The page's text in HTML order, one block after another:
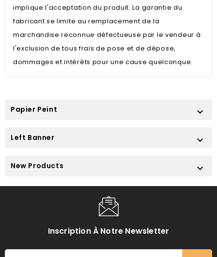
implique l'acceptation du produit. La garantie du
fabricant se limite au remplacement de la
marchandise reconnue défectueuse par le vendeur à
l'exclusion de tous frais de pose et de dépose,
dommages et intérêts pour une cause quelconque.
Papier Peint 
Left Banner 
New Products 
Inscription À Notre Newsletter